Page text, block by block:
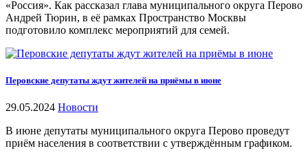
«Россия». Как рассказал глава муниципального округа Перово
Андрей Тюрин, в её рамках Пространство Москвы
подготовило комплекс мероприятий для семей.
Перовские депутаты ждут жителей на приёмы в июне
29.05.2024 Новости
В июне депутаты муниципального округа Перово проведут
приём населения в соответствии с утверждённым графиком.